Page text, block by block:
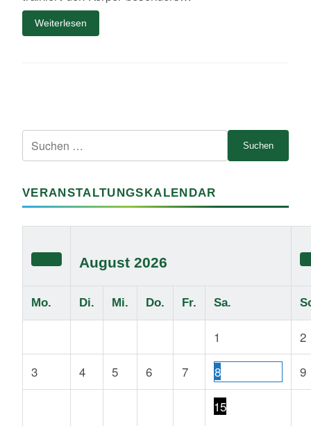
Weiterlesen
Suche
nach:
VERANSTALTUNGSKALENDAR
August 2026
Mo. Di. Mi. Do. Fr. Sa.
1
2
3
4 5 6 7 8 9
15